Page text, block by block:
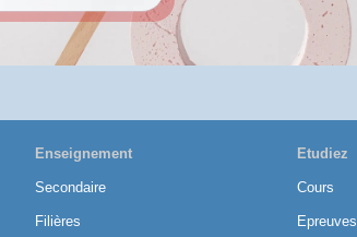
Enseignement
Secondaire
Filières
Etudiez
Cours
Epreuves